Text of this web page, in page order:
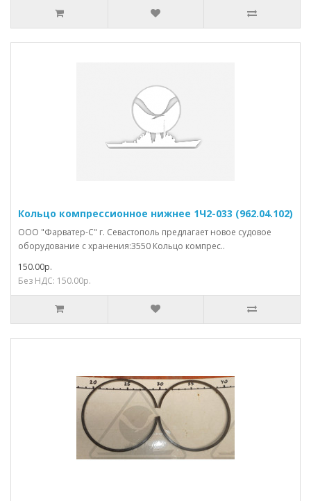
Кольцо компрессионное нижнее 1Ч2-033 (962.04.102)
ООО "Фарватер-С" г. Севастополь предлагает новое судовое
оборудование с хранения:3550 Кольцо компрес..
150.00р.
Без НДС: 150.00р.